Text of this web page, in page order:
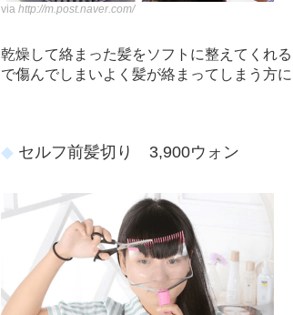
via http://m.post.naver.com/
乾燥して絡まった髪をソフトに整えてくれ
で傷んでしまいよく髪が絡まってしまう方
セルフ前髪切り 3,900ウォン